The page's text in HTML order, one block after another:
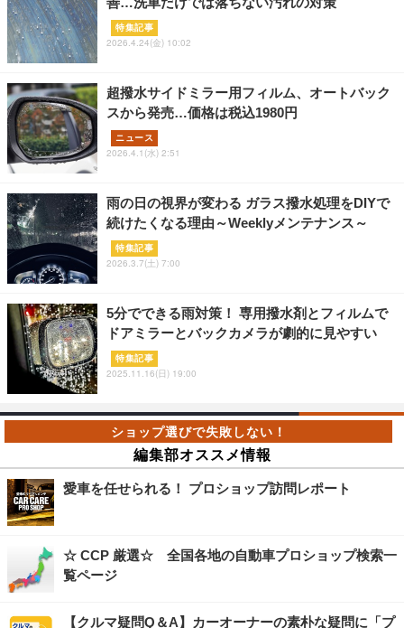
特集記事
2026.4.24(金) 10:02
超撥水サイドミラー用フィルム、オートバック
スから発売…価格は税込1980円
ニュース
2026.4.1(水) 2:51
雨の日の視界が変わる ガラス撥水処理をDIYで
続けたくなる理由～Weeklyメンテナンス～
特集記事
2026.3.7(土) 7:00
5分でできる雨対策！ 専用撥水剤とフィルムで
ドアミラーとバックカメラが劇的に見やすい
特集記事
2025.11.16(日) 19:00
編集部オススメ情報
愛車を任せられる！ プロショップ訪問レポート
☆ CCP 厳選☆ 全国各地の自動車プロショップ検索一
覧ページ
【クルマ疑問Q＆A】カーオーナーの素朴な疑問に「プ